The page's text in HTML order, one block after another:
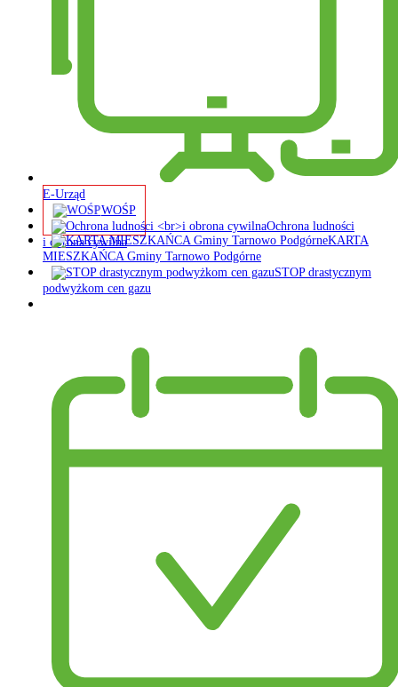
E-Urząd
WOŚP
Ochrona ludności
i obrona cywilna
KARTA
MIESZKAŃCA Gminy Tarnowo Podgórne
STOP drastycznym
podwyżkom cen gazu